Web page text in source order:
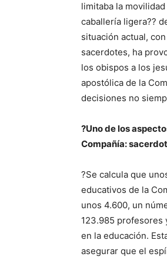
limitaba la
caballería ligera??
situación actual,
sacerdotes, ha
los obispos a los
apostólica de la
decisiones no
?Uno de los
Compañía:
?Se calcula que
educativos de la
unos 4.600, un
123.985 profesores
en la educación.
asegurar que el